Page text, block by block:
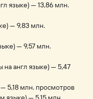
языке) — 13,86 млн.
— 9,83 млн.
— 9,57 млн.
на англ языке) — 5,47
5,18 млн. просмотров